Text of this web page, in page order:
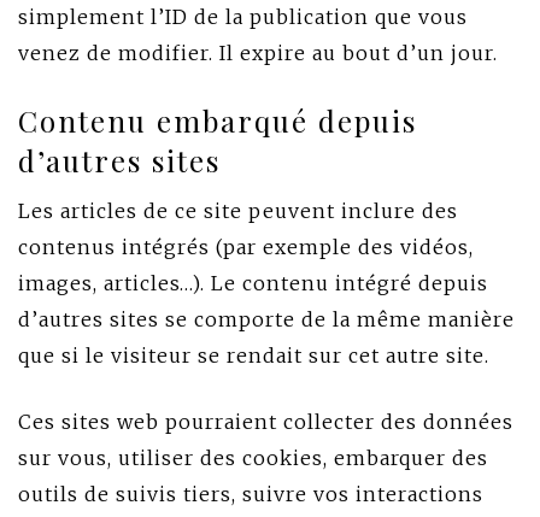
simplement l’ID de la publication que vous
venez de modifier. Il expire au bout d’un jour.
Contenu embarqué depuis
d’autres sites
Les articles de ce site peuvent inclure des
contenus intégrés (par exemple des vidéos,
images, articles…). Le contenu intégré depuis
d’autres sites se comporte de la même manière
que si le visiteur se rendait sur cet autre site.
Ces sites web pourraient collecter des données
sur vous, utiliser des cookies, embarquer des
outils de suivis tiers, suivre vos interactions